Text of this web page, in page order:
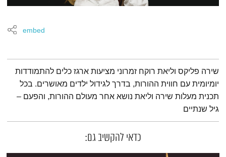
embed
תמצית הפודקאסט
שירה פליקס וליאת רוקח זמרוני מציעות ארגז כלים להתמודדות
יומיומית עם חווית ההורות, בדרך לגידול ילדים מאושרים. בכל
תכנית מעלות שירה וליאת נושא אחר מעולם ההורות, והפעם –
גיל שנתיים
כדאי להקשיב גם: